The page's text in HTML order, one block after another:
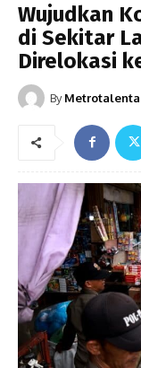
Wujudkan
di Sekitar
Direlokasi
By Metrotalenta